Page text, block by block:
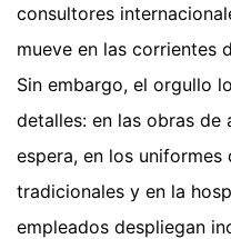
consultores
mueve en las corrientes
Sin embargo, el orgullo
detalles: en las obras de
espera, en los
tradicionales y en la
empleados despliegan